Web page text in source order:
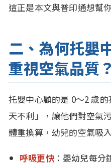
這正是本文與普印通想幫
二、為何托嬰
重視空氣品質？
托嬰中心顧的是 0～2 歲
天不利」，讓他們對空氣
體重換算，幼兒的空氣吸
呼吸更快：嬰幼兒每分